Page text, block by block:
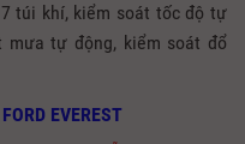
túi khí, kiểm soát tốc độ tự
tự động, kiểm soát đổ
EVEREST